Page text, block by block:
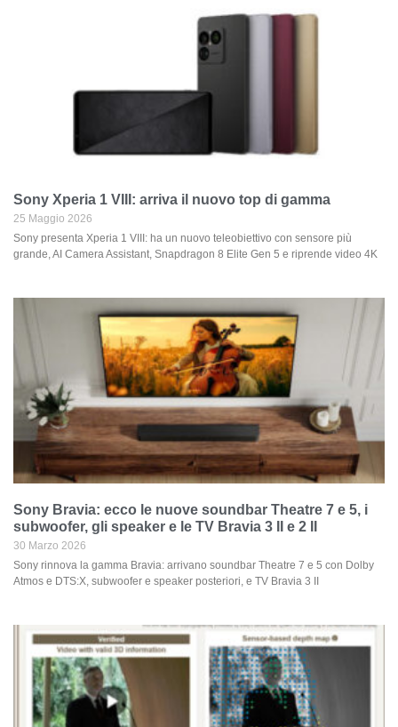
Sony Xperia 1 VIII: arriva il nuovo top di gamma
25 Maggio 2026
Sony presenta Xperia 1 VIII: ha un nuovo teleobiettivo con sensore più
grande, AI Camera Assistant, Snapdragon 8 Elite Gen 5 e riprende video 4K
Sony Bravia: ecco le nuove soundbar Theatre 7 e 5, i
subwoofer, gli speaker e le TV Bravia 3 II e 2 II
30 Marzo 2026
Sony rinnova la gamma Bravia: arrivano soundbar Theatre 7 e 5 con Dolby
Atmos e DTS:X, subwoofer e speaker posteriori, e TV Bravia 3 II